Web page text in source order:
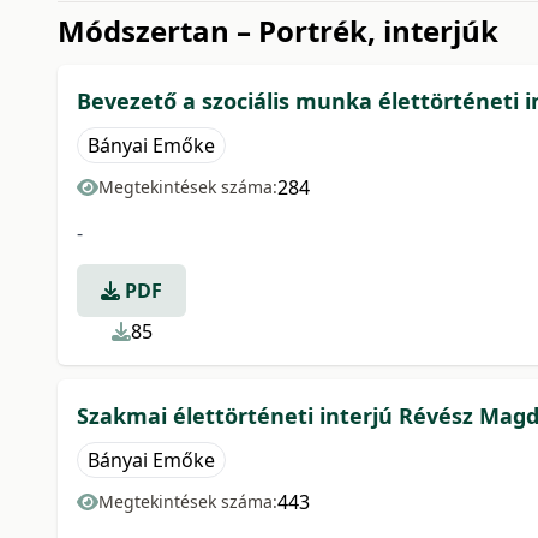
Módszertan – Portrék, interjúk
Bevezető a szociális munka élettörténeti
Bányai Emőke
Megtekintések száma:284
-
PDF
85
Szakmai élettörténeti interjú Révész
Bányai Emőke
Megtekintések száma:443